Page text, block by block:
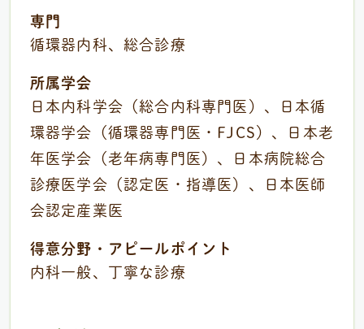
専門
循環器内科、総合診療
所属学会
日本内科学会（総合内科専門医）、日本循
環器学会（循環器専門医・FJCS）、日本老
年医学会（老年病専門医）、日本病院総合
診療医学会（認定医・指導医）、日本医師
会認定産業医
得意分野・アピールポイント
内科一般、丁寧な診療